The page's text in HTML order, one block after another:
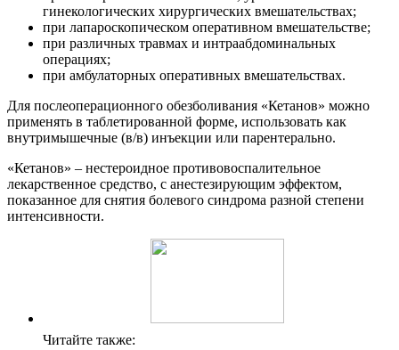
гинекологических хирургических вмешательствах;
при лапароскопическом оперативном вмешательстве;
при различных травмах и интраабдоминальных
операциях;
при амбулаторных оперативных вмешательствах.
Для послеоперационного обезболивания «Кетанов» можно
применять в таблетированной форме, использовать как
внутримышечные (в/в) инъекции или парентерально.
«Кетанов» – нестероидное противовоспалительное
лекарственное средство, с анестезирующим эффектом,
показанное для снятия болевого синдрома разной степени
интенсивности.
Читайте также: